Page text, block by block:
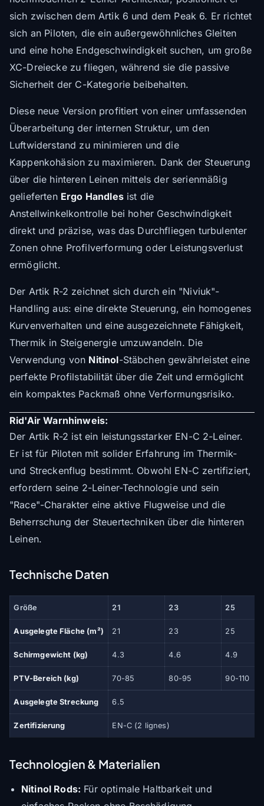
sich zwischen dem Artik 6 und dem Peak 6. Er richtet
sich an Piloten, die ein außergewöhnliches Gleiten
und eine hohe Endgeschwindigkeit suchen, um große
XC-Dreiecke zu fliegen, während sie die passive
Sicherheit der C-Kategorie beibehalten.
Diese neue Version profitiert von einer umfassenden
Überarbeitung der internen Struktur, um den
Luftwiderstand zu minimieren und die
Kappenkohäsion zu maximieren. Dank der Steuerung
über die hinteren Leinen mittels der serienmäßig
gelieferten Ergo Handlesist die
Anstellwinkelkontrolle bei hoher Geschwindigkeit
direkt und präzise, was das Durchfliegen turbulenter
Zonen ohne Profilverformung oder Leistungsverlust
ermöglicht.
Der Artik R-2 zeichnet sich durch ein "Niviuk"-
Handling aus: eine direkte Steuerung, ein homogenes
Kurvenverhalten und eine ausgezeichnete Fähigkeit,
Thermik in Steigenergie umzuwandeln. Die
Verwendung von Nitinol-Stäbchen gewährleistet eine
perfekte Profilstabilität über die Zeit und ermöglicht
ein kompaktes Packmaß ohne Verformungsrisiko.
Rid'Air Warnhinweis:
Der Artik R-2 ist ein leistungsstarker EN-C 2-Leiner.
Er ist für Piloten mit solider Erfahrung im Thermik-
und Streckenflug bestimmt. Obwohl EN-C zertifiziert,
erfordern seine 2-Leiner-Technologie und sein
"Race"-Charakter eine aktive Flugweise und die
Beherrschung der Steuertechniken über die hinteren
Leinen.
Technische Daten
Größe 21 23 25
Ausgelegte Fläche (m²) 21 23 25
Schirmgewicht (kg) 4.3 4.6 4.9
PTV-Bereich (kg) 70-85 80-95 90-110
Ausgelegte Streckung 6.5
Zertifizierung EN-C (2 lignes)
Technologien & Materialien
Nitinol Rods: Für optimale Haltbarkeit und